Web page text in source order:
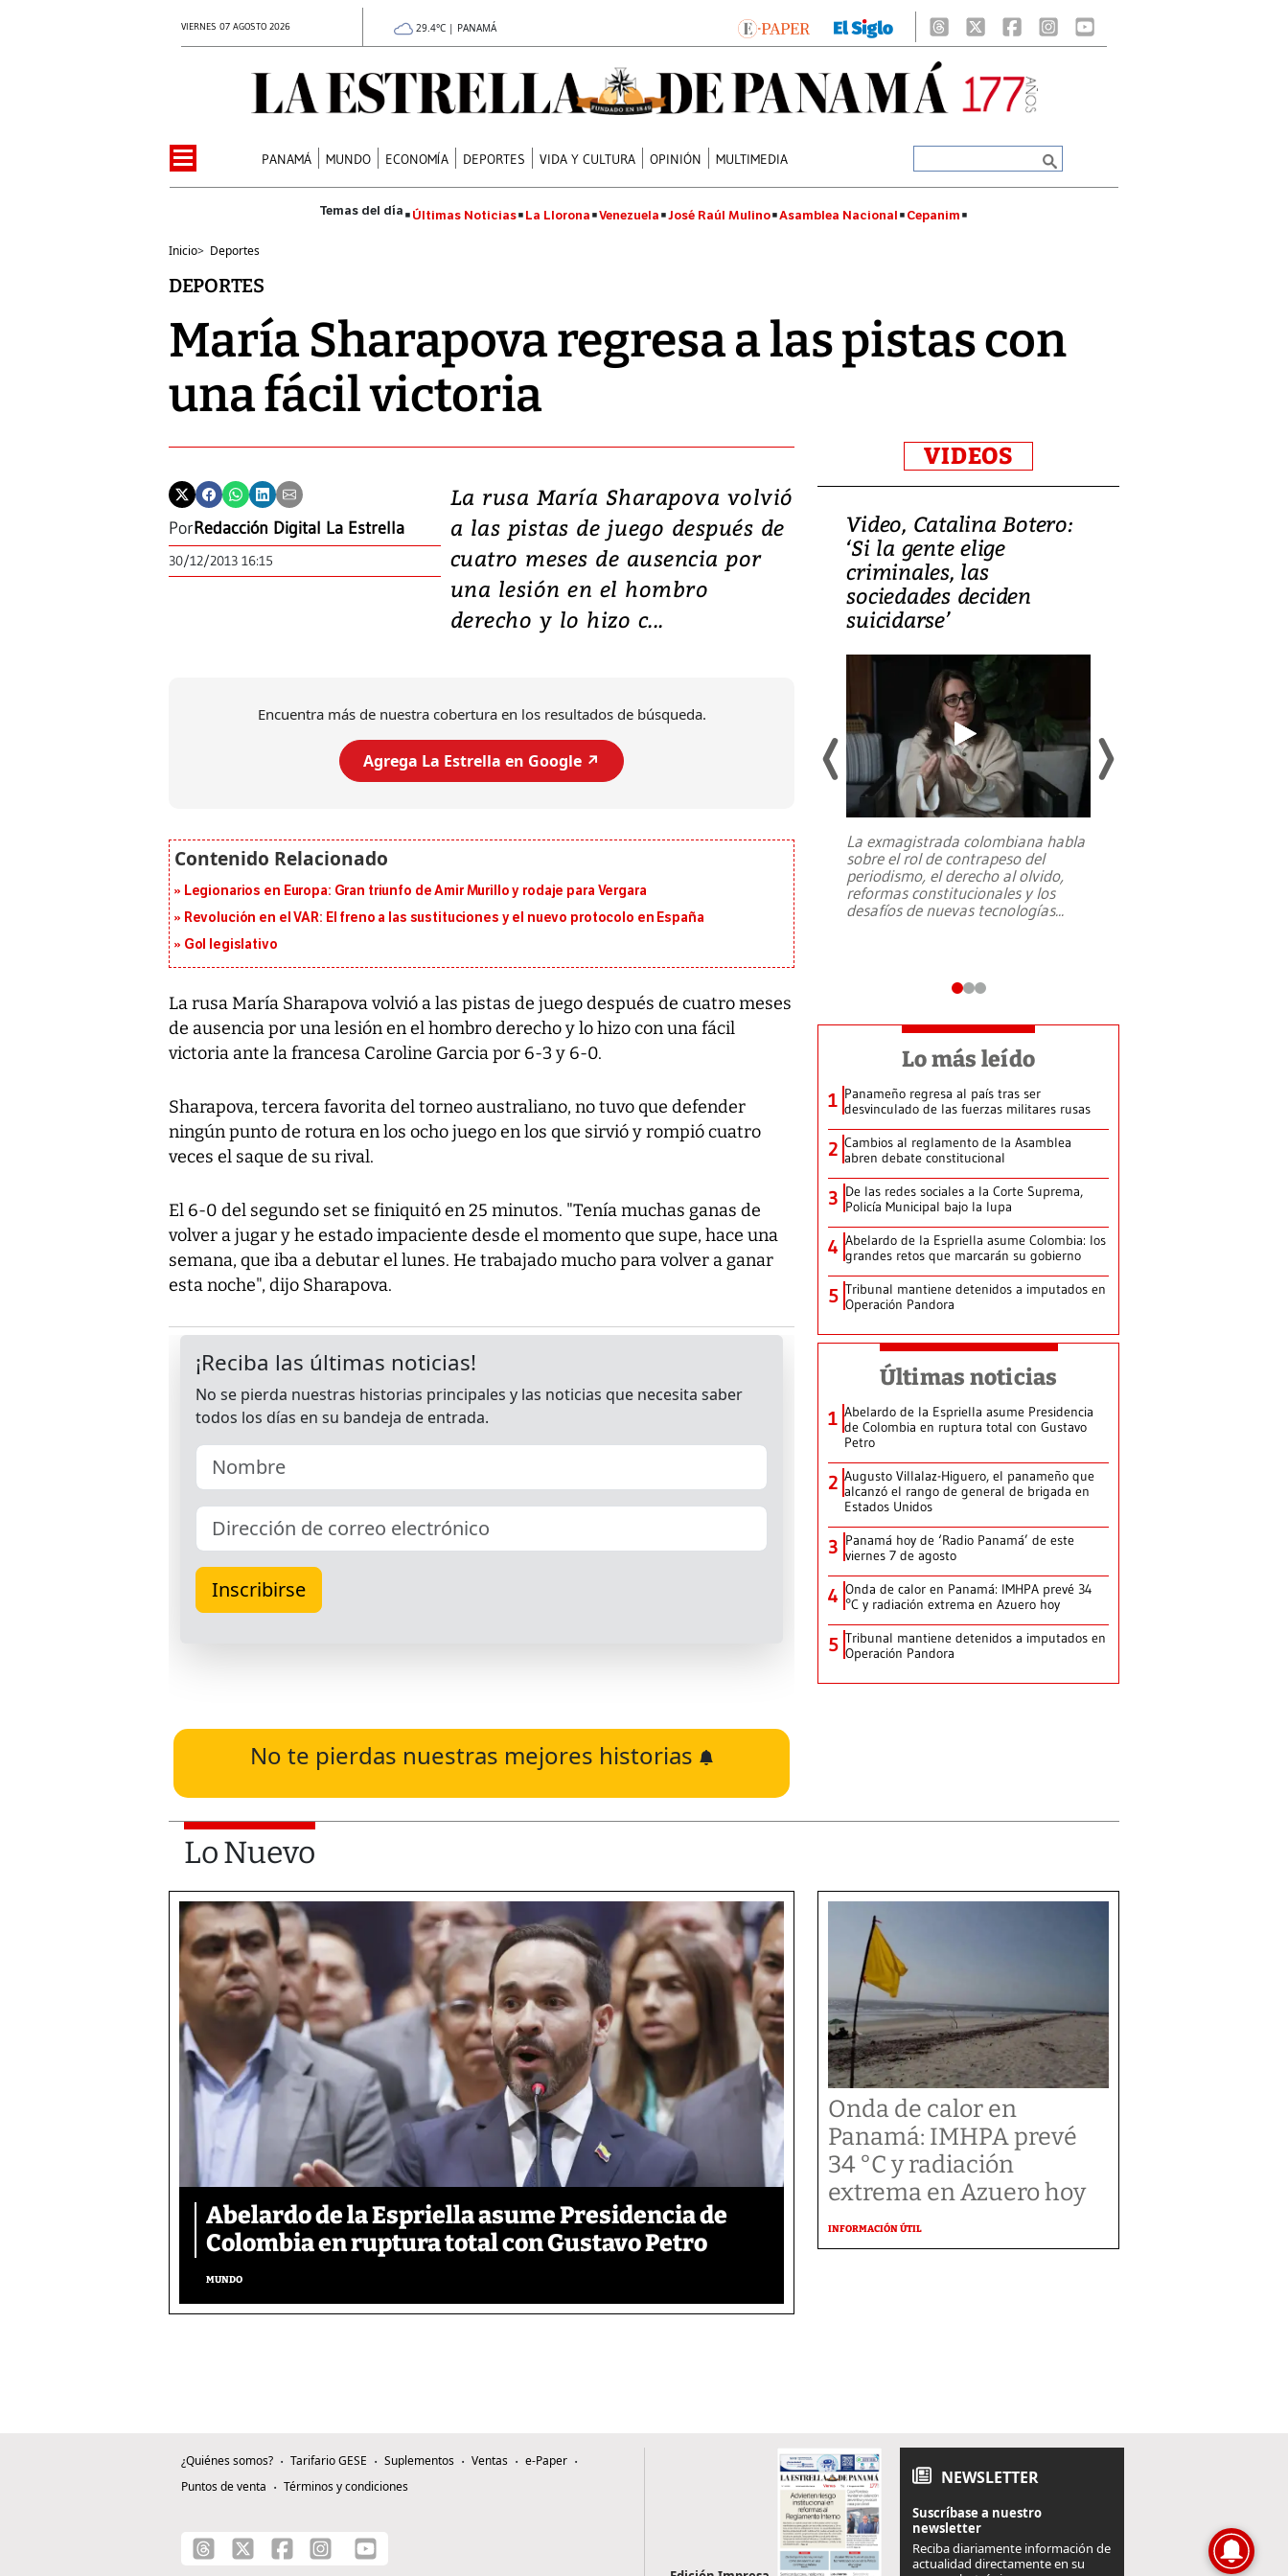
VIERNES 07 AGOSTO 2026 29.4°C | PANAMÁ
PANAMÁ MUNDO ECONOMÍA DEPORTES VIDA Y CULTURA OPINIÓN MULTIMEDIA
Últimas Noticias La Llorona Venezuela José Raúl Mulino Asamblea Nacional Cepanim
Inicio> Deportes
DEPORTES
María Sharapova regresa a las pistas con
una fácil victoria
PorRedacción Digital La Estrella
30/12/2013 16:15
La rusa María Sharapova volvió
a las pistas de juego después de
cuatro meses de ausencia por
una lesión en el hombro
derecho y lo hizo c...
Encuentra más de nuestra cobertura en los resultados de búsqueda.
Agrega La Estrella en Google ↗️
Legionarios en Europa: Gran triunfo de Amir Murillo y rodaje para Vergara
Revolución en el VAR: El freno a las sustituciones y el nuevo protocolo en España
Gol legislativo
La rusa María Sharapova volvió a las pistas de juego después de cuatro meses
de ausencia por una lesión en el hombro derecho y lo hizo con una fácil
victoria ante la francesa Caroline Garcia por 6-3 y 6-0.
Sharapova, tercera favorita del torneo australiano, no tuvo que defender
ningún punto de rotura en los ocho juego en los que sirvió y rompió cuatro
veces el saque de su rival.
El 6-0 del segundo set se finiquitó en 25 minutos. "Tenía muchas ganas de
volver a jugar y he estado impaciente desde el momento que supe, hace una
semana, que iba a debutar el lunes. He trabajado mucho para volver a ganar
esta noche", dijo Sharapova.
No te pierdas nuestras mejores historias
VIDEOS
Video, Japón: Terremoto
deja heridos y graves
daños en Kumamoto
al sur de Japón, provocando una
Video, Catalina Botero:
‘Si la gente elige
criminales, las
sociedades deciden
suicidarse’
La exmagistrada colombiana habla
sobre el rol de contrapeso del
periodismo, el derecho al olvido,
reformas constitucionales y los
desafíos de nuevas tecnologías...
Lo más leído
1 Panameño regresa al país tras ser
desvinculado de las fuerzas militares rusas
2 Cambios al reglamento de la Asamblea
abren debate constitucional
3 De las redes sociales a la Corte Suprema,
Policía Municipal bajo la lupa
4 Abelardo de la Espriella asume Colombia: los
grandes retos que marcarán su gobierno
5 Tribunal mantiene detenidos a imputados en
Operación Pandora
Últimas noticias
1 Abelardo de la Espriella asume Presidencia
de Colombia en ruptura total con Gustavo
Petro
2 Augusto Villalaz-Higuero, el panameño que
alcanzó el rango de general de brigada en
Estados Unidos
3 Panamá hoy de ‘Radio Panamá’ de este
viernes 7 de agosto
4 Onda de calor en Panamá: IMHPA prevé 34
°C y radiación extrema en Azuero hoy
5 Tribunal mantiene detenidos a imputados en
Operación Pandora
Lo Nuevo
Abelardo de la Espriella asume Presidencia de
Colombia en ruptura total con Gustavo Petro
MUNDO
Onda de calor en
Panamá: IMHPA prevé
34 °C y radiación
extrema en Azuero hoy
INFORMACIÓN ÚTIL
¿Quiénes somos? Tarifario GESE Suplementos Ventas
e-Paper
Puntos de venta
Términos y condiciones NEWSLETTER
Suscríbase a nuestro
newsletter
Reciba diariamente información de
actualidad directamente en su